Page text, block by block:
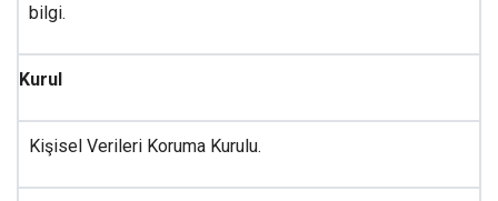
bilgi.
Kurul
Kişisel Verileri Koruma Kurulu.